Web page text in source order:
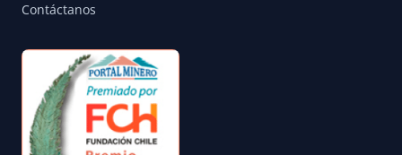
Contáctanos